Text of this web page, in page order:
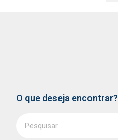
O que deseja encontrar?